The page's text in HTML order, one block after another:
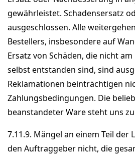
gewährleistet. Schadensersatz
ausgeschlossen. Alle
Bestellers, insbesondere auf
Ersatz von Schäden, die nicht
selbst entstanden sind, sind
Reklamationen beinträchtigen
Zahlungsbedingungen. Die
beanstandeter Ware steht uns
7.11.9. Mängel an einem Teil der
den Auftraggeber nicht, die